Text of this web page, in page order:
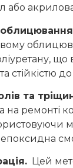
або
що
стійкістю
та
на ремонті
Цей